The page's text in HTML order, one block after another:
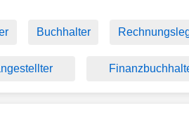
Buchhalter